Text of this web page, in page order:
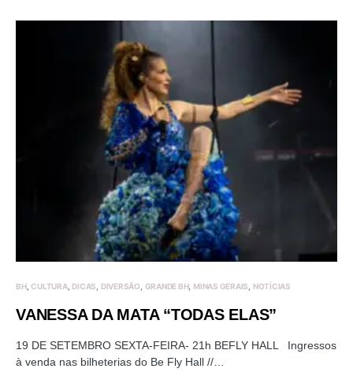
BH CULTURA DICAS DIVERSÃO GRANDE BH MINAS GERAIS NOTÍCIAS
VANESSA DA MATA “TODAS ELAS”
19 DE SETEMBRO SEXTA-FEIRA- 21h BEFLY HALL Ingressos
à venda nas bilheterias do Be Fly Hall //…